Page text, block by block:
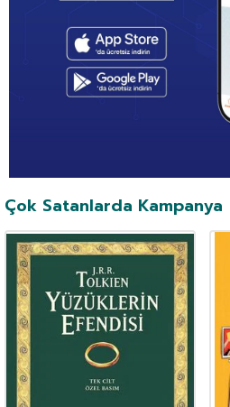
Çok Satanlarda Kampanya